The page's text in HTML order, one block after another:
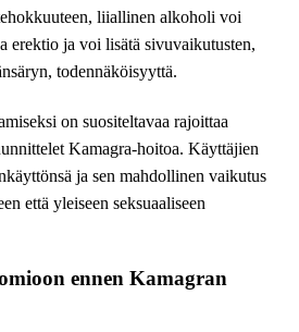
liiallinen alkoholi voi
erektio ja voi lisätä sivuvaikutusten,
todennäköisyyttä.
on suositeltavaa rajoittaa
Kamagra-hoitoa. Käyttäjien
ja sen mahdollinen vaikutus
että yleiseen seksuaaliseen
ennen Kamagran